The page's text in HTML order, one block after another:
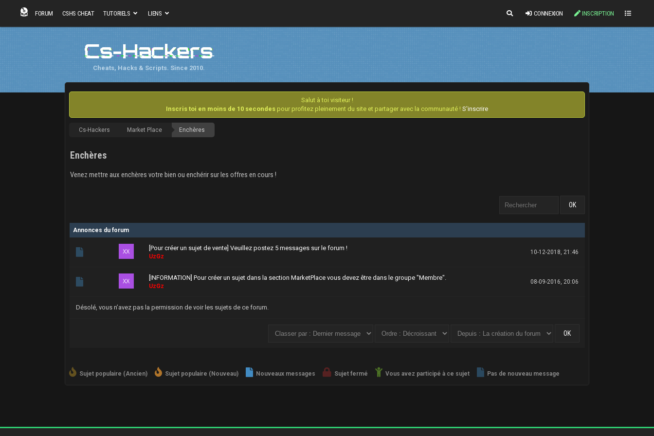
CONNEXION INSCRIPTION
FORUM CSHS CHEAT TUTORIELS LIENS
Cs-Hackers
Cheats, Hacks & Scripts. Since 2010.
Salut à toi visiteur !
Inscris toi en moins de 10 secondes pour profitez pleinement du site et partager avec la communauté ! S'inscrire
Cs-Hackers Market Place Enchères
Enchères
Venez mettre aux enchères votre bien ou enchérir sur les offres en cours !
Annonces du forum
[Pour créer un sujet de vente] Veuillez postez 5 messages sur le forum !
UzGz
10-12-2018, 21:46
[INFORMATION] Pour créer un sujet dans la section MarketPlace vous devez être dans le groupe "Membre".
UzGz
08-09-2016, 20:06
Désolé, vous n’avez pas la permission de voir les sujets de ce forum.
Nouveaux messages
Sujet populaire (Nouveau)
Sujet populaire (Ancien) Pas de nouveau message
Vous avez participé à ce sujet
Sujet fermé